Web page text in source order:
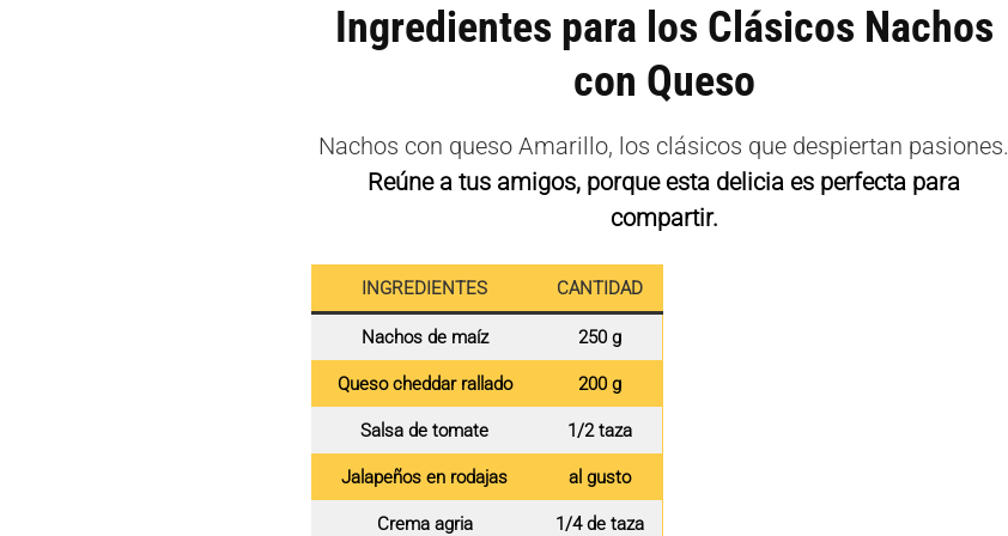
Ingredientes para los Clásicos Nachos
con Queso
Nachos con queso Amarillo, los clásicos que despiertan pasiones.
Reúne a tus amigos, porque esta delicia es perfecta para
compartir.
INGREDIENTES CANTIDAD
Nachos de maíz 250 g
Queso cheddar rallado 200 g
Salsa de tomate 1/2 taza
Jalapeños en rodajas al gusto
Crema agria 1/4 de taza